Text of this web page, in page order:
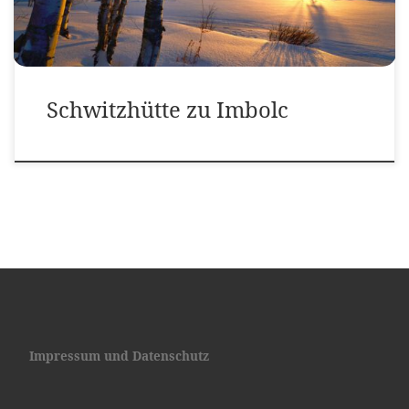
Schwitzhütte zu Imbolc
Impressum und Datenschutz